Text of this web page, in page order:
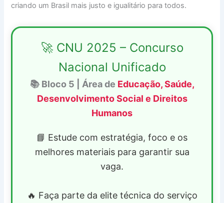
criando um Brasil mais justo e igualitário para todos.
🚀 CNU 2025 – Concurso
Nacional Unificado
📚 Bloco 5 | Área de Educação, Saúde,
Desenvolvimento Social e Direitos
Humanos
📘 Estude com estratégia, foco e os
melhores materiais para garantir sua
vaga.
🔥 Faça parte da elite técnica do serviço